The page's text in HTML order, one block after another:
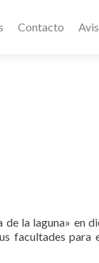
Contacto
la laguna» en
facultades para